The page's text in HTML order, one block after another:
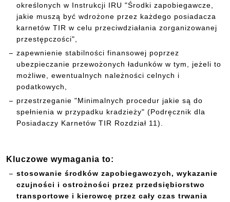
określonych w Instrukcji IRU "Środki zapobiegawcze,
jakie muszą być wdrożone przez każdego posiadacza
karnetów TIR w celu przeciwdziałania zorganizowanej
przestępczości",
zapewnienie stabilności finansowej poprzez
ubezpieczanie przewożonych ładunków w tym, jeżeli to
możliwe, ewentualnych należności celnych i
podatkowych,
przestrzeganie "Minimalnych procedur jakie są do
spełnienia w przypadku kradzieży" (Podręcznik dla
Posiadaczy Karnetów TIR Rozdział 11).
Kluczowe wymagania to:
stosowanie środków zapobiegawczych, wykazanie
czujności i ostrożności przez przedsiębiorstwo
transportowe i kierowcę przez cały czas trwania